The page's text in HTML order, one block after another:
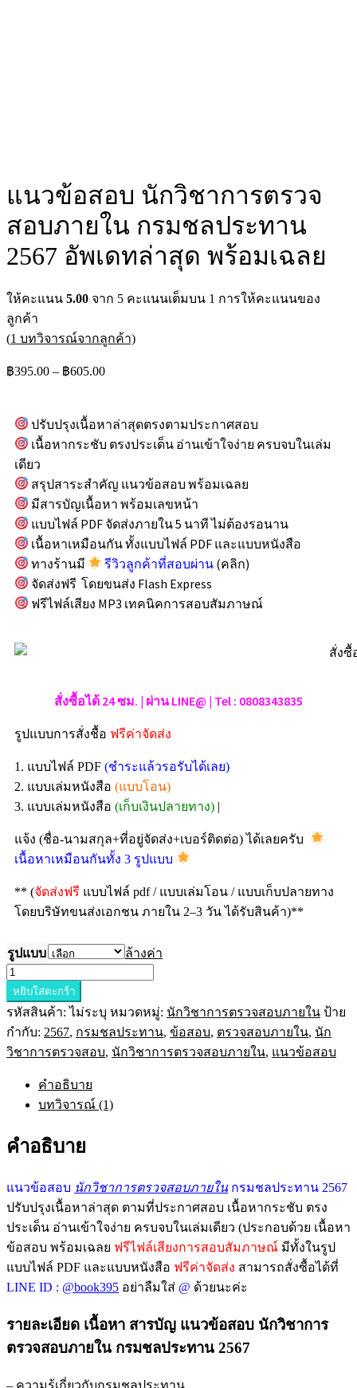
แนวข้อสอบ นักวิชาการตรวจ
สอบภายใน กรมชลประทาน
2567 อัพเดทล่าสุด พร้อมเฉลย
ให้คะแนน 5.00 จาก 5 คะแนนเต็มบน 1 การให้คะแนนของ
ลูกค้า
(1 บทวิจารณ์จากลูกค้า)
฿395.00 – ฿605.00
ปรับปรุงเนื้อหาล่าสุดตรงตามประกาศสอบ
เนื้อหากระชับ ตรงประเด็น อ่านเข้าใจง่าย ครบจบในเล่ม
เดียว
สรุปสาระสำคัญ แนวข้อสอบ พร้อมเฉลย
มีสารบัญเนื้อหา พร้อมเลขหน้า
แบบไฟล์ PDF จัดส่งภายใน 5 นาที ไม่ต้องรอนาน
เนื้อหาเหมือนกัน ทั้งแบบไฟล์ PDF และแบบหนังสือ
ทางร้านมี
รีวิวลูกค้าที่สอบผ่าน (คลิก)
จัดส่งฟรี โดยขนส่ง Flash Express
ฟรีไฟล์เสียง MP3 เทคนิคการสอบสัมภาษณ์
สั่งซื้อได้ 24 ซม. | ผ่าน LINE@ | Tel : 0808343835
รูปแบบการสั่งชื้อ ฟรีค่าจัดส่ง
1. แบบไฟล์ PDF (ชำระแล้วรอรับได้เลย)
2. แบบเล่มหนังสือ (แบบโอน)
3. แบบเล่มหนังสือ (เก็บเงินปลายทาง) |
แจ้ง (ชื่อ-นามสกุล+ที่อยู่จัดส่ง+เบอร์ติดต่อ) ได้เลยครับ
เนื้อหาเหมือนกันทั้ง 3 รูปแบบ
** (จัดส่งฟรี แบบไฟล์ pdf / แบบเล่มโอน / แบบเก็บปลายทาง
โดยบริษัทขนส่งเอกชน ภายใน 2–3 วัน ได้รับสินค้า)**
รูปแบบ ล้างค่า
หยิบใส่ตะกร้า
รหัสสินค้า:ไม่ระบุ หมวดหมู่: นักวิชาการตรวจสอบภายใน ป้าย
กำกับ: 2567, กรมชลประทาน, ข้อสอบ, ตรวจสอบภายใน, นัก
วิชาการตรวจสอบ, นักวิชาการตรวจสอบภายใน, แนวข้อสอบ
คำอธิบาย
บทวิจารณ์ (1)
คำอธิบาย
แนวข้อสอบ นักวิชาการตรวจสอบภายใน กรมชลประทาน 2567
ปรับปรุงเนื้อหาล่าสุด ตามที่ประกาศสอบ เนื้อหากระชับ ตรง
ประเด็น อ่านเข้าใจง่าย ครบจบในเล่มเดียว (ประกอบด้วย เนื้อหา
ข้อสอบ พร้อมเฉลย ฟรีไฟล์เสียงการสอบสัมภาษณ์ มีทั้งในรูป
แบบไฟล์ PDF และแบบหนังสือ ฟรีค่าจัดส่ง สามารถสั่งซื้อได้ที่
LINE ID : @book395 อย่าลืมใส่ @ ด้วยนะค่ะ
รายละเอียด เนื้อหา สารบัญ แนวข้อสอบ นักวิชาการ
ตรวจสอบภายใน กรมชลประทาน 2567
– ความรู้เกี่ยวกับกรมชลประทาน